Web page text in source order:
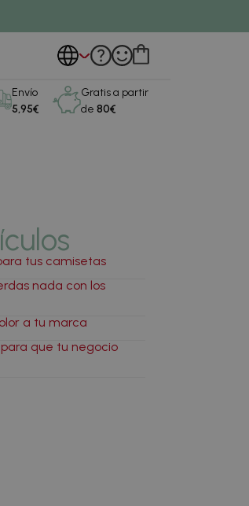
Envío
5,95€
Gratis a partir
de 80€
tus camisetas
nada con los
a tu marca
que tu negocio